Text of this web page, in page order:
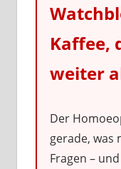
Kaffee,
weiter
Der
gerade, was
Fragen –